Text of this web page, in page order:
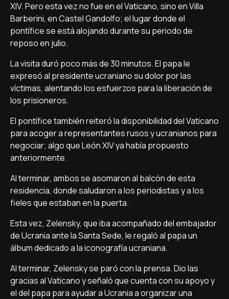
XIV. Pero esta vez no fue en el Vaticano, sino en Villa
Barberini, en Castel Gandolfo; el lugar donde el
pontífice se está alojando durante su periodo de
reposo en julio.
La visita duró poco más de 30 minutos. El papa le
expresó al presidente ucraniano su dolor por las
víctimas, alentando los esfuerzos para la liberación de
los prisioneros.
El pontífice también reiteró la disponibilidad del Vaticano
para acoger a representantes rusos y ucranianos para
negociar; algo que León XIV ya había propuesto
anteriormente.
Al terminar, ambos se asomaron al balcón de esta
residencia, donde saludaron a los periodistas y a los
fieles que estaban en la puerta.
Esta vez, Zelensky, que iba acompañado del embajador
de Ucrania ante la Santa Sede, le regaló al papa un
álbum dedicado a la iconografía ucraniana.
Al terminar, Zelensky se paró con la prensa. Dio las
gracias al Vaticano y señaló que cuenta con su apoyo y
el del papa para ayudar a Ucrania a organizar una